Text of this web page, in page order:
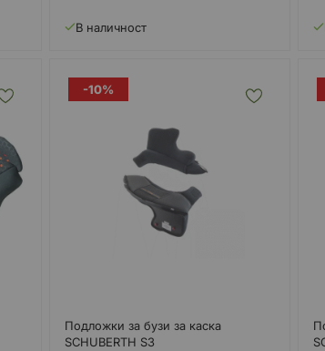
В наличност
-10%
Подложки за бузи за каска
SCHUBERTH S3